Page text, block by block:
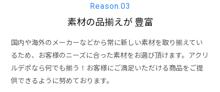
Reason.03
素材の品揃えが豊富
国内や海外のメーカーなどから常に新しい素材を取り揃えてい
るため、お客様のニーズに合った素材をお選び頂けます。アクリ
ルデポなら何でも揃う！お客様にご満足いただける商品をご提
供できるように努めております。